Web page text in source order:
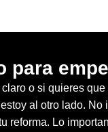
para
o si quieres
al otro lado. No
reforma. Lo